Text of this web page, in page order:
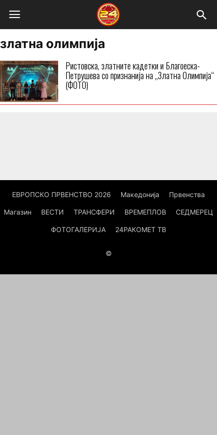
златна олимпија
Ристовска, златните кадетки и Благоеска-
Петрушева со признанија на „Златна Олимпија“
(ФОТО)
ЕВРОПСКО ПРВЕНСТВО 2026 Македонија Првенства
Магазин ВЕСТИ ТРАНСФЕРИ ВРЕМЕПЛОВ СЕДМЕРЕЦ
ФОТОГАЛЕРИЈА 24РАКОМЕТ ТВ
©